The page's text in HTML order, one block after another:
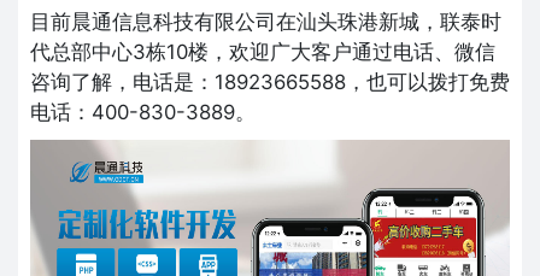
目前晨通信息科技有限公司在汕头珠港新城，联泰时
代总部中心3栋10楼，欢迎广大客户通过电话、微信
咨询了解，电话是：18923665588，也可以拨打免费
电话：400-830-3889。